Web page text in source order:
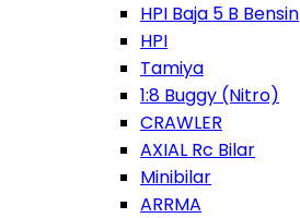
HPI Baja 5 B Bensin
HPI
Tamiya
1:8 Buggy (Nitro)
CRAWLER
AXIAL Rc Bilar
Minibilar
ARRMA